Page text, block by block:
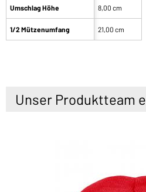
Umschlag Höhe
1/2 Mützenumfang
8,00 cm
21,00 cm
Unser Produktteam